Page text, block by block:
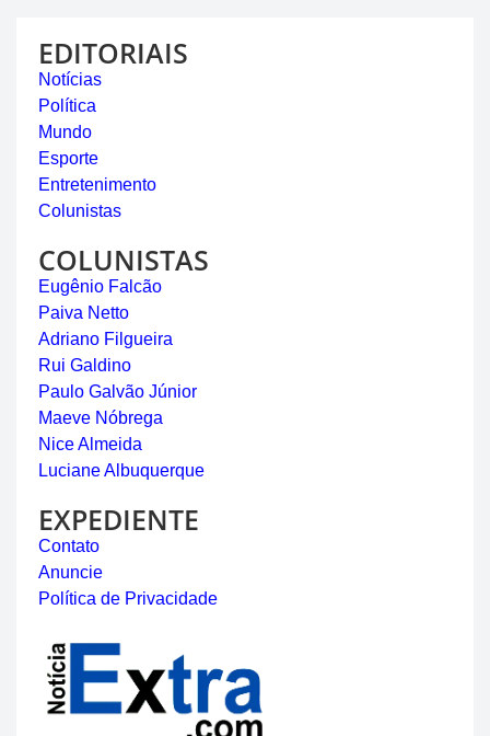
EDITORIAIS
Notícias
Política
Mundo
Esporte
Entretenimento
Colunistas
COLUNISTAS
Eugênio Falcão
Paiva Netto
Adriano Filgueira
Rui Galdino
Paulo Galvão Júnior
Maeve Nóbrega
Nice Almeida
Luciane Albuquerque
EXPEDIENTE
Contato
Anuncie
Política de Privacidade